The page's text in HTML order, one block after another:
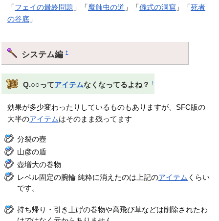
「フェイの最終問題 」「魔蝕虫の道 」「儀式の洞窟 」「死者
の谷底 」
システム編†
Q.○○ってアイテムなくなってるよね？ †
効果が多少変わったりしているものもありますが、SFC版の
大半のアイテムはそのまま残ってます
分裂の壺
山彦の盾
壺増大の巻物
レベル固定の腕輪 純粋に消えたのは上記のアイテム くらい
です。
持ち帰り・引き上げの巻物や高飛び草などは削除されたわ